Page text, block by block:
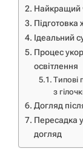
Найкращий
Підготовка
Ідеальний
Процес
освітлення
Типові
з
Догляд
Пересадка
догляд